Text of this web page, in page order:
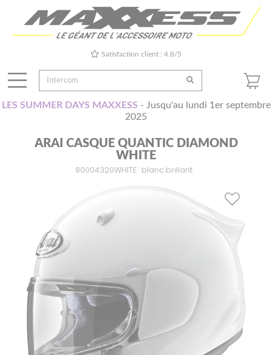
Satisfaction client : 4.8/5
LES SUMMER DAYS MAXXESS - Jusqu'au lundi 1er septembre
2025
ARAI CASQUE QUANTIC DIAMOND
WHITE
80004320WHITE blanc brillant